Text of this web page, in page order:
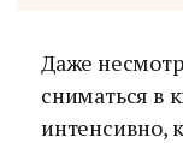
Даже
сниматься в
интенсивно,